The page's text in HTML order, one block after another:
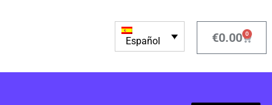
Español €0.00 0